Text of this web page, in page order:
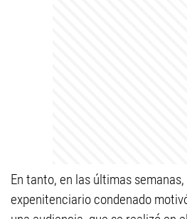
En tanto, en las últimas
expenitenciario condenado